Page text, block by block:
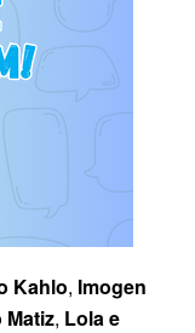
Kahlo, Imogen
Matiz, Lola e